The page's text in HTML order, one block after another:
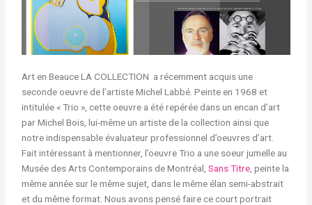
Art en Beauce LA COLLECTION a récemment acquis une
seconde oeuvre de l’artiste Michel Labbé. Peinte en 1968 et
intitulée « Trio », cette oeuvre a été repérée dans un encan d’art
par Michel Bois, lui-même un artiste de la collection ainsi que
notre indispensable évaluateur professionnel d’oeuvres d’art.
Fait intéressant à mentionner, l’oeuvre Trio a une soeur jumelle au
Musée des Arts Contemporains de Montréal,Sans Titre , peinte la
même année sur le même sujet, dans le même élan semi-abstrait
et du même format. Nous avons pensé faire ce court portrait